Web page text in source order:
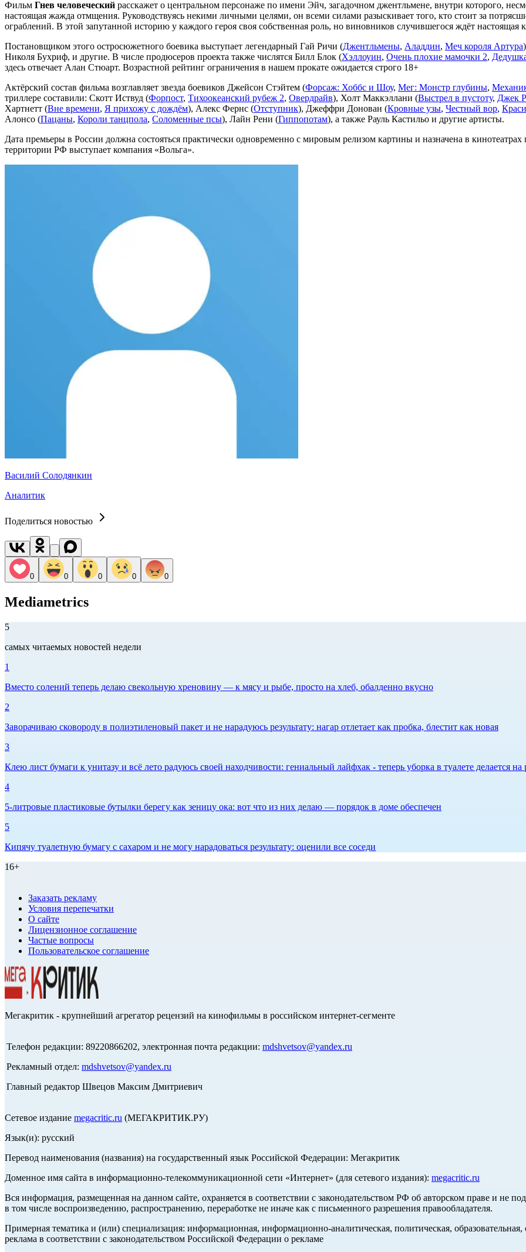
Фильм Гнев человеческий расскажет о центральном персонаже по имени Эйч, загадочном джентльмене, внутри которого,
настоящая жажда отмщения. Руководствуясь некими личными целями, он всеми силами разыскивает того, кто стоит за
ограблений. В этой запутанной историю у каждого героя своя собственная роль, но виновников случившегося ждёт настоящая
Постановщиком этого остросюжетного боевика выступает легендарный Гай Ричи (Джентльмены, Аладдин, Меч короля Артура
Николя Бухриф, и другие. В числе продюсеров проекта также числятся Билл Блок (Хэллоуин, Очень плохие мамочки 2,
здесь отвечает Алан Стюарт. Возрастной рейтинг ограничения в нашем прокате ожидается строго 18+
Актёрский состав фильма возглавляет звезда боевиков Джейсон Стэйтем (Форсаж: Хоббс и Шоу, Мег: Монстр глубины,
триллере составили: Скотт Иствуд (Форпост, Тихоокеанский рубеж 2, Овердрайв), Холт Маккэллани (Выстрел в пустоту, Джек
Хартнетт (Вне времени, Я прихожу с дождём), Алекс Фернс (Отступник), Джеффри Донован (Кровные узы, Честный вор,
Алонсо (Пацаны, Короли танцпола, Соломенные псы), Лайн Рени (Гиппопотам), а также Рауль Кастильо и другие артисты.
Дата премьеры в России должна состояться практически одновременно с мировым релизом картины и назначена в кинотеатрах
территории РФ выступает компания «Вольга».
Василий Солодянкин
Аналитик
Поделиться новостью
0 0 0 0 0
Mediametrics
5
самых читаемых новостей недели
1
Вместо солений теперь делаю свекольную хреновину — к мясу и рыбе, просто на хлеб, обалденно вкусно
2
Заворачиваю сковороду в полиэтиленовый пакет и не нарадуюсь результату: нагар отлетает как пробка, блестит как новая
3
Клею лист бумаги к унитазу и всё лето радуюсь своей находчивости: гениальный лайфхак - теперь уборка в туалете делается на
4
5-литровые пластиковые бутылки берегу как зеницу ока: вот что из них делаю — порядок в доме обеспечен
5
Кипячу туалетную бумагу с сахаром и не могу нарадоваться результату: оценили все соседи
16+
Заказать рекламу
Условия перепечатки
О сайте
Лицензионное соглашение
Частые вопросы
Пользовательское соглашение
Мегакритик - крупнейший агрегатор рецензий на кинофильмы в российском интернет-сегменте
Телефон редакции: 89220866202, электронная почта редакции: mdshvetsov@yandex.ru
Рекламный отдел: mdshvetsov@yandex.ru
Главный редактор Швецов Максим Дмитриевич
Сетевое издание megacritic.ru (МЕГАКРИТИК.РУ)
Язык(и): русский
Перевод наименования (названия) на государственный язык Российской Федерации: Мегакритик
Доменное имя сайта в информационно-телекоммуникационной сети «Интернет» (для сетевого издания): megacritic.ru
Вся информация, размещенная на данном сайте, охраняется в соответствии с законодательством РФ об авторском праве и не
в том числе воспроизведению, распространению, переработке не иначе как с письменного разрешения правообладателя.
Примерная тематика и (или) специализация: информационная, информационно-аналитическая, политическая, образовательная,
реклама в соответствии с законодательством Российской Федерации о рекламе